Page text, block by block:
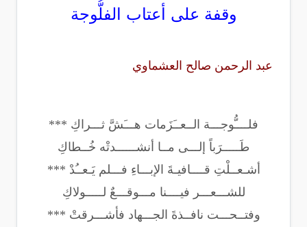
وقفة على أعتاب الفلُّوجة
عبد الرحمن صالح العشماوي
فلــــُّوجـــة الــعــَزَمات هـــَشَّ ثـــراكِ ***
طَـــــرَباً إلـــى مــا أنشــــــدتْه خُــطاكِ
أشـعــلْتِ قــــافيـةَ الإبـــاءِ فـــلم يَـعــُدْ ***
للشـــعـــر فيــــنا مـــوقـــعٌ لـــــولاكِ
وفتــحـــت نافــذةَ الجـــهاد فأشـــرقتْ ***